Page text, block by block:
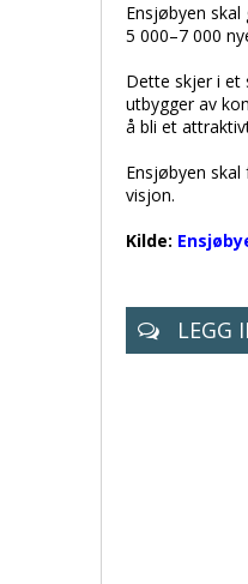
Ensjøbyen
5 000–7 000
Dette skjer i et
utbygger av
å bli et
Ensjøbyen
visjon.
Kilde:
LEGG